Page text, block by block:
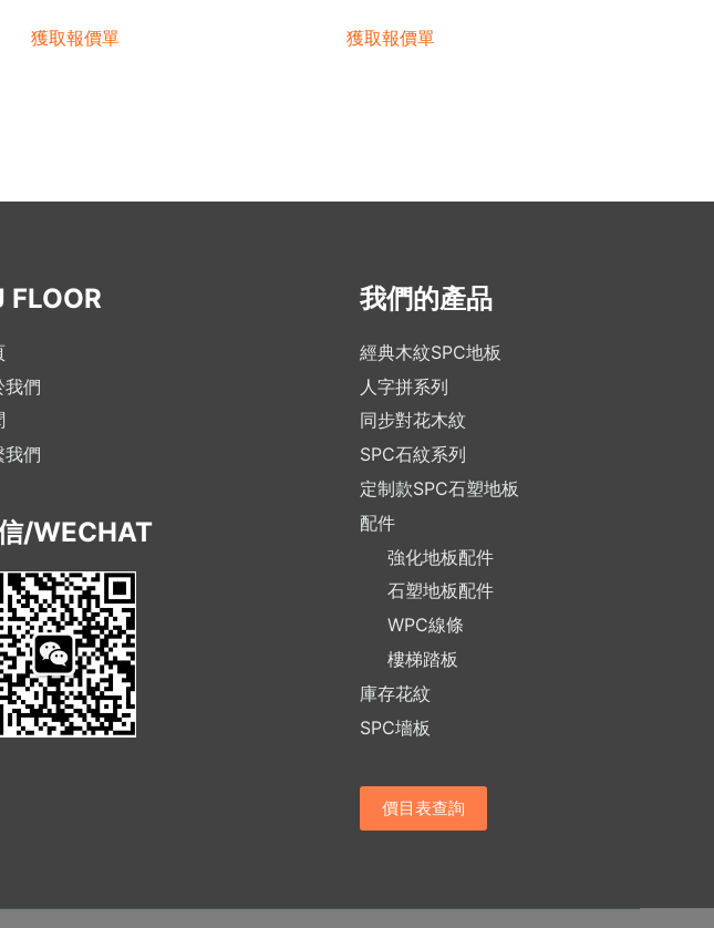
獲取報價單 獲取報價單
FLOOR
我們
我們
/WECHAT
我們的產品
經典木紋SPC地板
人字拼系列
同步對花木紋
SPC石紋系列
定制款SPC石塑地板
配件
強化地板配件
石塑地板配件
WPC線條
樓梯踏板
庫存花紋
SPC墻板
價目表查詢